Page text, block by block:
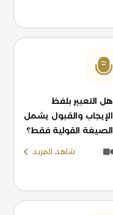
هل التعبير بلفظ
الإيجاب والقبول يشمل
الصيغة القولية فقط؟
شاهد المزيد